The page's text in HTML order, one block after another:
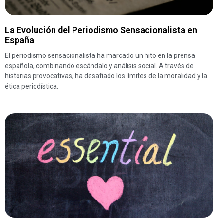
La Evolución del Periodismo Sensacionalista en
España
El periodismo sensacionalista ha marcado un hito en la prensa
española, combinando escándalo y análisis social. A través de
historias provocativas, ha desafiado los límites de la moralidad y la
ética periodística.